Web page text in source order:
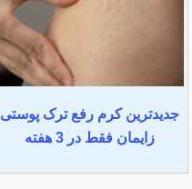
جدیدترین کرم رفع ترک پوستی
زایمان فقط در 3 هفته